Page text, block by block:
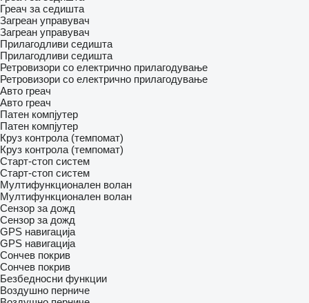
Греач за седишта
Загреан управувач
Загреан управувач
Прилагодливи седишта
Прилагодливи седишта
Ретровизори со електрично прилагодување
Ретровизори со електрично прилагодување
Авто греач
Авто греач
Патен компјутер
Патен компјутер
Круз контрола (темпомат)
Круз контрола (темпомат)
Старт-стоп систем
Старт-стоп систем
Мултифункционален волан
Мултифункционален волан
Сензор за дожд
Сензор за дожд
GPS навигација
GPS навигација
Сончев покрив
Сончев покрив
Безбедносни функции
Воздушно перниче